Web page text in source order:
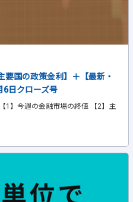
要国の政策金利】＋【最新・
日クローズ号
】今週の金融市場の終値 【2】主